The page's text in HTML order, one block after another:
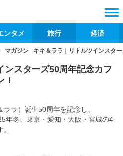
ンタメ 旅行 経済
マガジン キキ＆ララ｜リトルツインスタ
ンスターズ50周年記念カフ
！
ラ）誕生50周年を記念し、
年冬、東京・愛知・大阪・宮城の4